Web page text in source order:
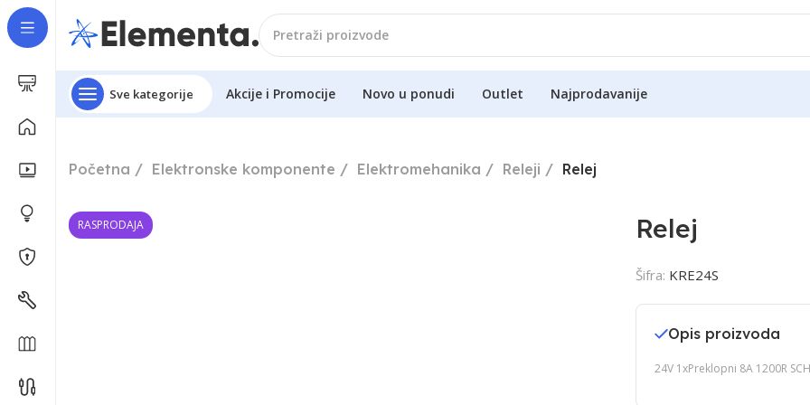
Sve kategorije Akcije i Promocije Novo u ponudi Outlet Najprodavanije
Početna Elektronske komponente Elektromehanika Releji Relej
RASPRODAJA Relej
Šifra: KRE24S
Opis proizvoda
24V 1xPreklopni 8A 1200R